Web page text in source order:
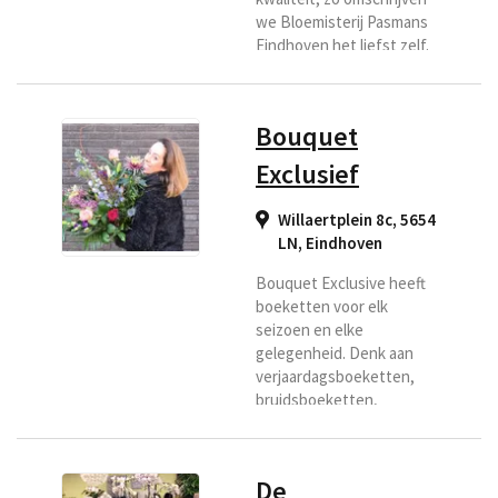
we Bloemisterij Pasmans
Eindhoven het liefst zelf.
bloemenwinkel Pasmans
rechtstreeks op de
bloemenveiling, zijn de
bloemen altijd vers en zo
leveren wij voor u altijd
het meest verse boeket
welke lang goed blijft. Dat
wilt u toch ook? Selecteer
ons als bezorg bloemist.
Bouquet
Exclusief
Willaertplein 8c, 5654
LN, Eindhoven
Bouquet Exclusive heeft
boeketten voor elk
seizoen en elke
gelegenheid. Denk aan
verjaardagsboeketten,
bruidsboeketten,
bloemen voor hem en
gelegenheden zoals
De